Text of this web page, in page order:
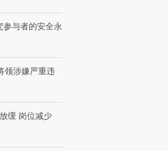
找100种
·第三对
【商旅对话】华住集团
CFO：不靠规模取胜，华
住三大增长引擎是什么？
参与者的安全永
领涉嫌严重违
缓 岗位减少